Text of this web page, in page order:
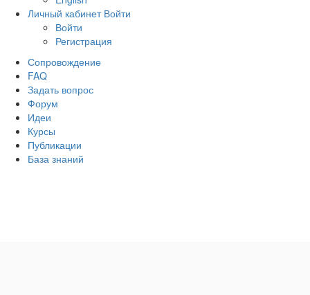
Личный кабинет Войти
Войти
Регистрация
Сопровождение
FAQ
Задать вопрос
Форум
Идеи
Курсы
Публикации
База знаний